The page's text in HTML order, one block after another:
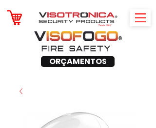
ORÇAMENTOS